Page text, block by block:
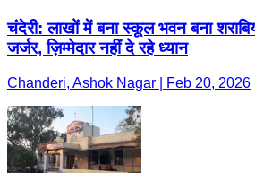
चंदेरी: लाखों में बना स्कूल भवन बना
जर्जर, ज़िम्मेदार नहीं दे रहे ध्यान
Chanderi, Ashok Nagar | Feb 20, 2026